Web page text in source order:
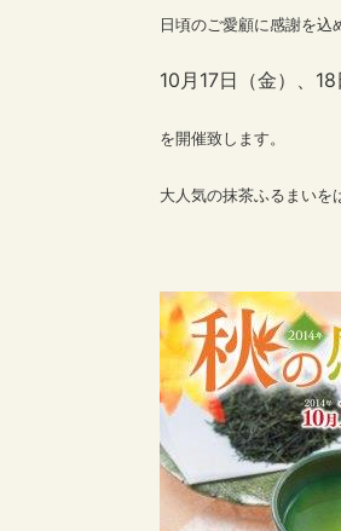
日頃のご愛顧に感謝を込
10月17日（金）、
を開催致します。
大人気の抹茶ふるまいを